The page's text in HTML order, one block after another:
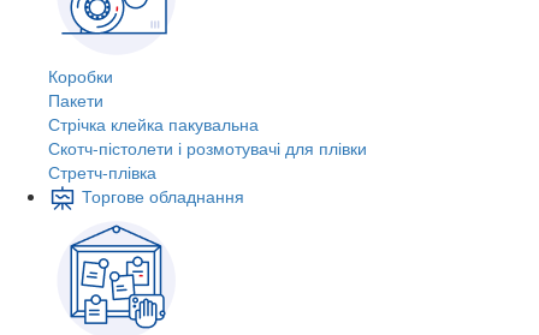
Коробки
Пакети
Стрічка клейка пакувальна
Скотч-пістолети і розмотувачі для плівки
Стретч-плівка
Торгове обладнання